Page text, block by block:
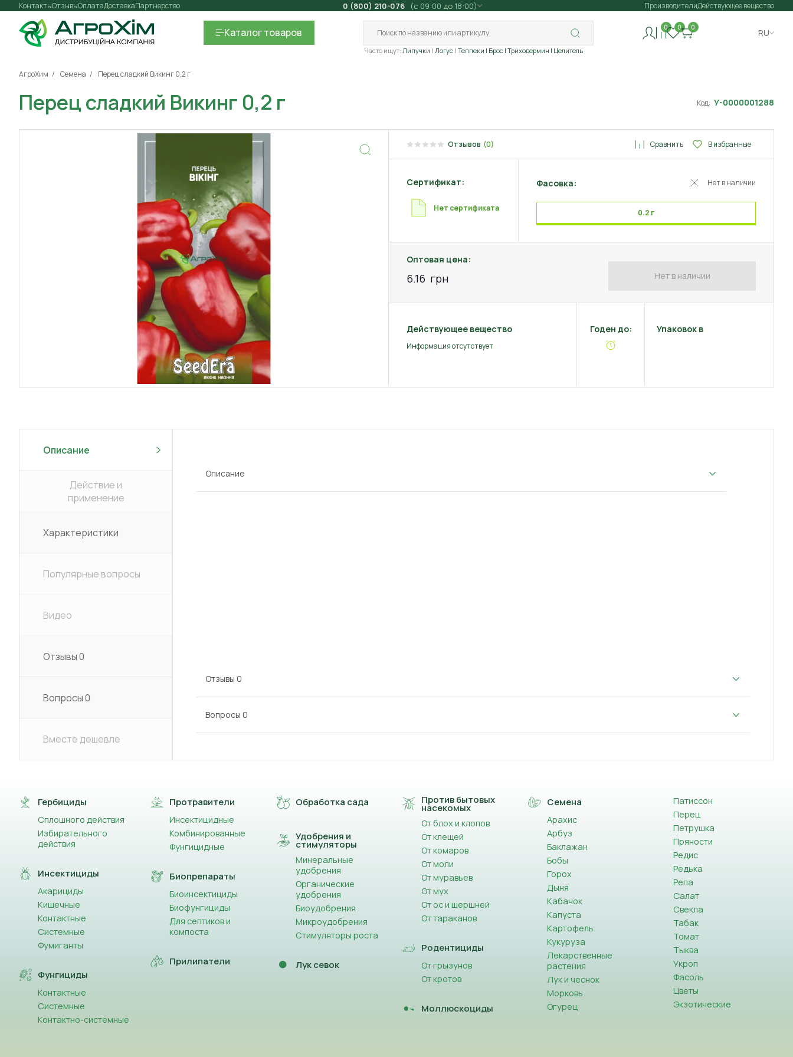
Контакты Оплата
Отзывы ДоставкаПартнерство 0 (800) 210-076 (с 09:00 до 18:00) ПроизводителиДействующее вещество
Каталогтоваров
Часто ищут: Липучки Логус Теппеки | Брос | Триходермин | Целитель
0 0 0
RU
АгроХим Семена Перец сладкий Викинг 0,2 г
Перец сладкий Викинг 0,2 г Код: У-0000001288
Отзывов (0) Сравнить В избранные
Сертификат:
Нет сертификата
Фасовка: Нет в наличии
0.2 г
Оптовая цена:
6.16 грн Нет в наличии
Действующее вещество
Информация отсутствует
Годен до: Упаковок в
Описание
Действие и
применение
Характеристики
Популярные вопросы
Видео
Отзывы0
Вопросы0
Вместе дешевле
Описание
Отзывы 0
Вопросы 0
Гербициды
Сплошного действия
Избирательного
действия
Инсектициды
Акарициды
Кишечные
Контактные
Системные
Фумиганты
Фунгициды
Контактные
Системные
Контактно-системные
Протравители
Инсектицидные
Комбинированные
Фунгицидные
Биопрепараты
Биоинсектициды
Биофунгициды
Для септиков и
компоста
Прилипатели
Обработка сада
Удобрения и
стимуляторы
Минеральные
удобрения
Органические
удобрения
Биоудобрения
Микроудобрения
Стимуляторы роста
Лук севок
Против бытовых
насекомых
От блох и клопов
От клещей
От комаров
От моли
От муравьев
От мух
От ос и шершней
От тараканов
Родентициды
От грызунов
От кротов
Моллюскоциды
Семена
Арахис
Арбуз
Баклажан
Бобы
Горох
Дыня
Кабачок
Капуста
Картофель
Кукуруза
Лекарственные
растения
Лук и чеснок
Морковь
Огурец
Патиссон
Перец
Петрушка
Пряности
Редис
Редька
Репа
Салат
Свекла
Табак
Томат
Тыква
Укроп
Фасоль
Цветы
Экзотические